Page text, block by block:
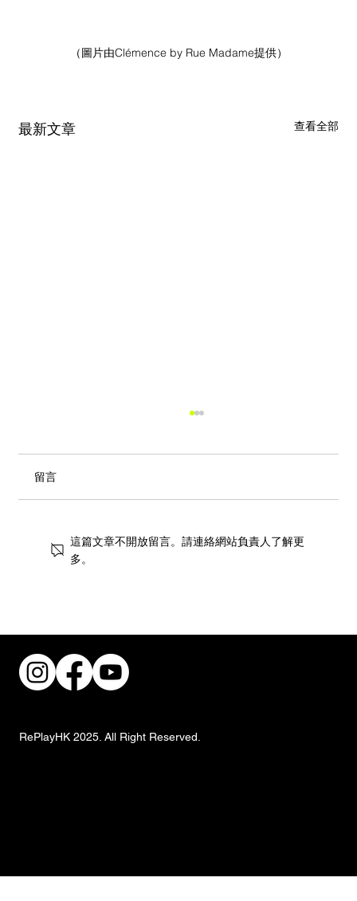
（圖片由Clémence by Rue Madame提供）
最新文章 查看全部
留言
這篇文章不開放留言。請連絡網站負責人了解更
多。
RePlayHK 2025. All Right Reserved.